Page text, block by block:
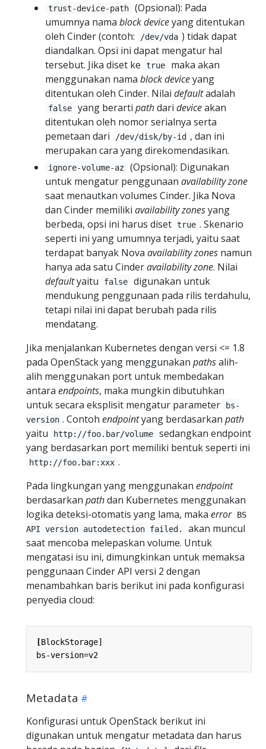
trust-device-path
(Opsional): Pada
umumnya nama block deviceyang ditentukan
oleh Cinder (contoh:
/dev/vda ) tidak dapat
diandalkan. Opsi ini dapat mengatur hal
tersebut. Jika diset ke
true
maka akan
menggunakan nama block deviceyang
ditentukan oleh Cinder. Nilai defaultadalah
false yang berarti pathdari deviceakan
ditentukan oleh nomor serialnya serta
pemetaan dari
/dev/disk/by-id , dan ini
merupakan cara yang direkomendasikan.
ignore-volume-az
(Opsional): Digunakan
untuk mengatur penggunaan availability zone
saat menautkan volumes Cinder. Jika Nova
dan Cinder memiliki availability zonesyang
berbeda, opsi ini harus diset true . Skenario
seperti ini yang umumnya terjadi, yaitu saat
terdapat banyak Nova availability zones namun
hanya ada satu Cinderavailability zone. Nilai
defaultyaitu false
digunakan untuk
mendukung penggunaan pada rilis terdahulu,
tetapi nilai ini dapat berubah pada rilis
mendatang.
Jika menjalankan Kubernetes dengan versi <= 1.8
pada OpenStack yang menggunakan pathsalih-
alih menggunakan port untuk membedakan
antara endpoints, maka mungkin dibutuhkan
untuk secara eksplisit mengatur parameter
bs-
version . Contohendpointyang berdasarkanpath
yaitu
http://foo.bar/volume
sedangkan endpoint
yang berdasarkan port memiliki bentuk seperti ini
http://foo.bar:xxx .
Pada lingkungan yang menggunakan endpoint
berdasarkan pathdan Kubernetes menggunakan
logika deteksi-otomatis yang lama, maka error
BS
API version autodetection failed.
akan muncul
saat mencoba melepaskan volume. Untuk
mengatasi isu ini, dimungkinkan untuk memaksa
penggunaan Cinder API versi 2 dengan
menambahkan baris berikut ini pada konfigurasi
penyedia cloud:
[BlockStorage]
bs-version=v2
Metadata
Konfigurasi untuk OpenStack berikut ini
digunakan untuk mengatur metadata dan harus